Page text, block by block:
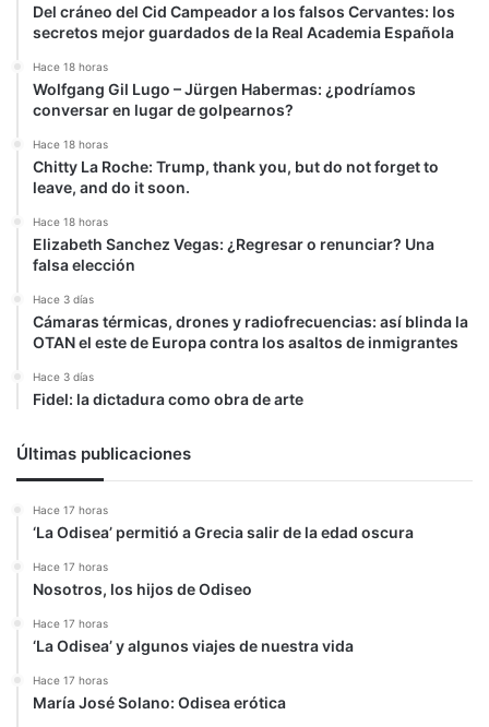
Del cráneo del Cid Campeador a los falsos Cervantes: los
secretos mejor guardados de la Real Academia Española
Hace 18 horas
Wolfgang Gil Lugo – Jürgen Habermas: ¿podríamos
conversar en lugar de golpearnos?
Hace 18 horas
Chitty La Roche: Trump, thank you, but do not forget to
leave, and do it soon.
Hace 18 horas
Elizabeth Sanchez Vegas: ¿Regresar o renunciar? Una
falsa elección
Hace 3 días
Cámaras térmicas, drones y radiofrecuencias: así blinda la
OTAN el este de Europa contra los asaltos de inmigrantes
Hace 3 días
Fidel: la dictadura como obra de arte
Últimas publicaciones
Hace 17 horas
‘La Odisea’ permitió a Grecia salir de la edad oscura
Hace 17 horas
Nosotros, los hijos de Odiseo
Hace 17 horas
‘La Odisea’ y algunos viajes de nuestra vida
Hace 17 horas
María José Solano: Odisea erótica